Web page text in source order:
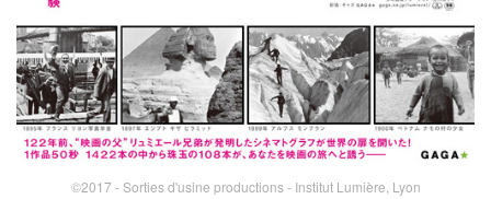
©2017 - Sorties d'usine productions - Institut Lumière, Lyon